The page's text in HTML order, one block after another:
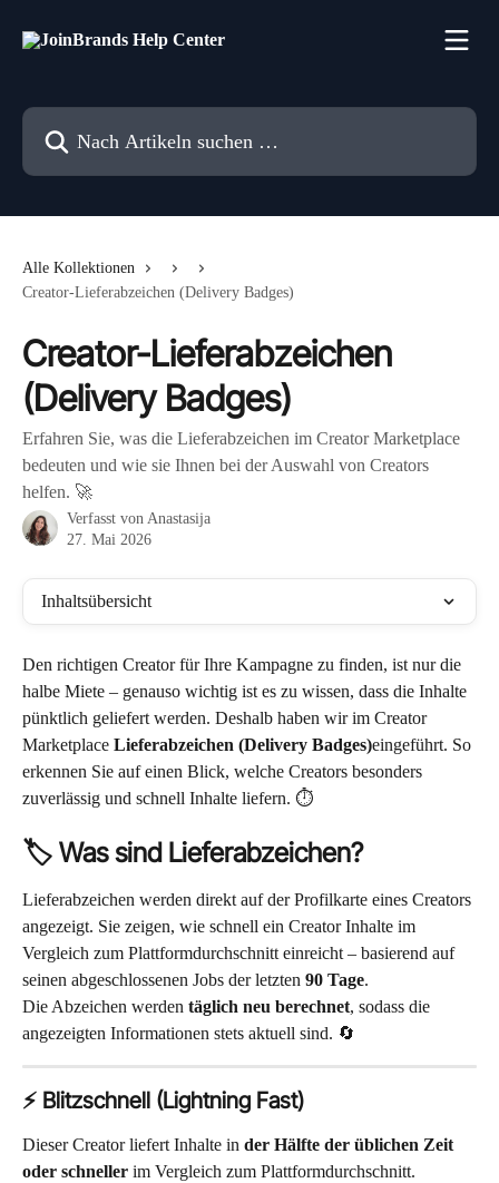
Nach Artikeln suchen …
Alle Kollektionen
Creator-Lieferabzeichen (Delivery Badges)
Creator-Lieferabzeichen
(Delivery Badges)
Erfahren Sie, was die Lieferabzeichen im Creator Marketplace
bedeuten und wie sie Ihnen bei der Auswahl von Creators
helfen. 🚀
Verfasst von Anastasija
27. Mai 2026
Inhaltsübersicht
Den richtigen Creator für Ihre Kampagne zu finden, ist nur die
halbe Miete – genauso wichtig ist es zu wissen, dass die Inhalte
pünktlich geliefert werden. Deshalb haben wir im Creator
Marketplace Lieferabzeichen (Delivery Badges)eingeführt. So
erkennen Sie auf einen Blick, welche Creators besonders
zuverlässig und schnell Inhalte liefern. ⏱️
🏷️ Was sind Lieferabzeichen?
Lieferabzeichen werden direkt auf der Profilkarte eines Creators
angezeigt. Sie zeigen, wie schnell ein Creator Inhalte im
Vergleich zum Plattformdurchschnitt einreicht – basierend auf
seinen abgeschlossenen Jobs der letzten 90 Tage.
Die Abzeichen werden täglich neu berechnet, sodass die
angezeigten Informationen stets aktuell sind. 🔄
⚡ Blitzschnell (Lightning Fast)
Dieser Creator liefert Inhalte in der Hälfte der üblichen Zeit
oder schneller im Vergleich zum Plattformdurchschnitt.